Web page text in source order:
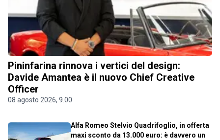
Pininfarina rinnova i vertici del design:
Davide Amantea è il nuovo Chief Creative
Officer
08 agosto 2026, 9.00
Alfa Romeo Stelvio Quadrifoglio, in offerta
maxi sconto da 13.000 euro: è davvero un